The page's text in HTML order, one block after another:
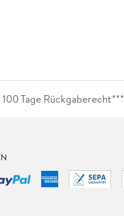
100 Tage Rückgaberecht***